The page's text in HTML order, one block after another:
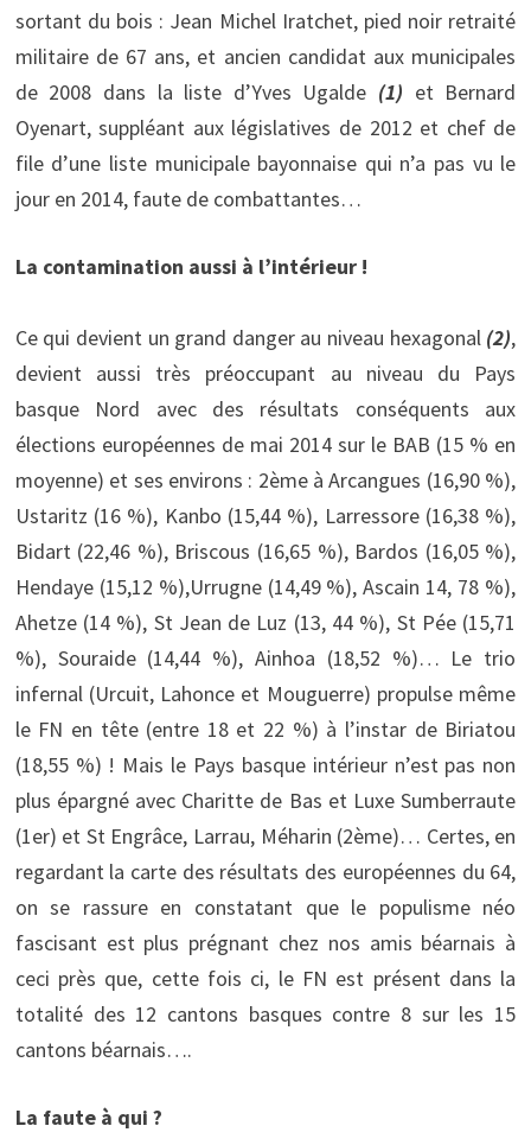
sortant du bois : Jean Michel Iratchet, pied noir retraité
militaire de 67 ans, et ancien candidat aux municipales
de 2008 dans la liste d’Yves Ugalde (1) et Bernard
Oyenart, suppléant aux législatives de 2012 et chef de
file d’une liste municipale bayonnaise qui n’a pas vu le
jour en 2014, faute de combattantes…
La contamination aussi à l’intérieur !
Ce qui devient un grand danger au niveau hexagonal (2),
devient aussi très préoccupant au niveau du Pays
basque Nord avec des résultats conséquents aux
élections européennes de mai 2014 sur le BAB (15 % en
moyenne) et ses environs : 2ème à Arcangues (16,90 %),
Ustaritz (16 %), Kanbo (15,44 %), Larressore (16,38 %),
Bidart (22,46 %), Briscous (16,65 %), Bardos (16,05 %),
Hendaye (15,12 %),Urrugne (14,49 %), Ascain 14, 78 %),
Ahetze (14 %), St Jean de Luz (13, 44 %), St Pée (15,71
%), Souraide (14,44 %), Ainhoa (18,52 %)… Le trio
infernal (Urcuit, Lahonce et Mouguerre) propulse même
le FN en tête (entre 18 et 22 %) à l’instar de Biriatou
(18,55 %) ! Mais le Pays basque intérieur n’est pas non
plus épargné avec Charitte de Bas et Luxe Sumberraute
(1er) et St Engrâce, Larrau, Méharin (2ème)… Certes, en
regardant la carte des résultats des européennes du 64,
on se rassure en constatant que le populisme néo
fascisant est plus prégnant chez nos amis béarnais à
ceci près que, cette fois ci, le FN est présent dans la
totalité des 12 cantons basques contre 8 sur les 15
cantons béarnais….
La faute à qui ?